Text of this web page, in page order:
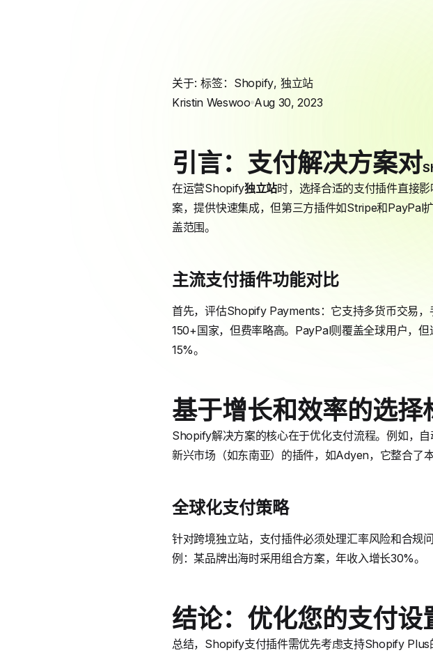
关于: 标签： Shopify, 独立站
Kristin Weswoo Aug 30, 2023
引言：支付解决方案对
在运营Shopify独立站时，选择合适的支付插件直接
案，提供快速集成，但第三方插件如Stripe和PayPal
盖范围。
主流支付插件功能对比
首先，评估Shopify Payments：它支持多货币交易
150+国家，但费率略高。PayPal则覆盖全球用户，
15%。
基于增长和效率的选择
Shopify解决方案的核心在于优化支付流程。例如，
新兴市场（如东南亚）的插件，如Adyen，它整合了本
全球化支付策略
针对跨境独立站，支付插件必须处理汇率风险和合
例：某品牌出海时采用组合方案，年收入增长30%。
结论：优化您的支付设
总结，Shopify支付插件需优先考虑支持Shopify